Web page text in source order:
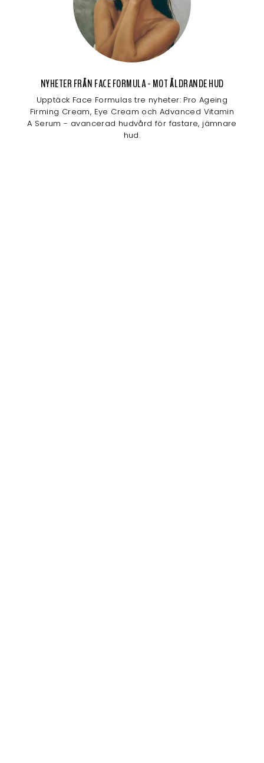
NYHETER FRÅN FACE FORMULA - MOT ÅLDRANDE HUD
Upptäck Face Formulas tre nyheter: Pro Ageing
Firming Cream, Eye Cream och Advanced Vitamin
A Serum - avancerad hudvård för fastare, jämnare
hud.